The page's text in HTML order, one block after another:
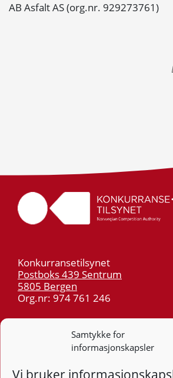
Samtykke for
informasjonskapsler
Vi bruker
AB Asfalt AS (org.nr. 929273761)
Konkurransetilsynet
Postboks 439 Sentrum
5805 Bergen
Org.nr: 974 761 246
55 59 75 00
post@kt.no